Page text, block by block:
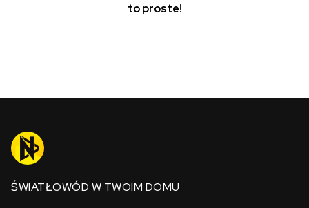
to proste!
ŚWIATŁOWÓD W TWOIM DOMU